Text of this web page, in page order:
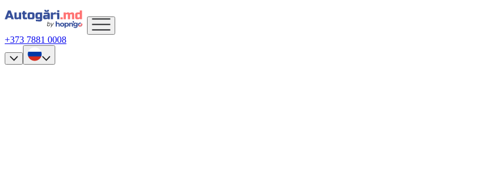
+373 7881 0008